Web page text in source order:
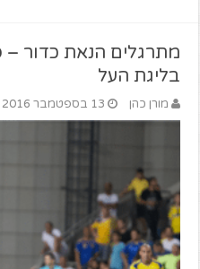
מתרגלים הנאת כדור –
בליגת העל
מורן כהן 13 בספטמבר 2016